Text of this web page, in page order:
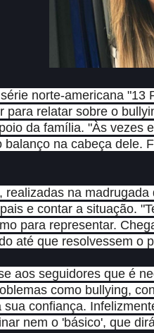
norte-americana "13
para relatar sobre o
da família. "Às vezes
balanço na cabeça dele.
realizadas na
e contar a situação.
para representar.
até que resolvessem o
aos seguidores que é
como bullying,
sua confiança.
nem o 'básico', que